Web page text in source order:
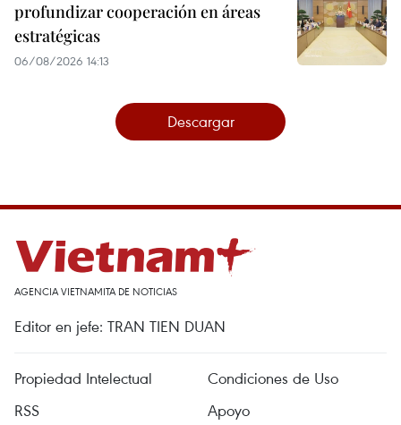
profundizar cooperación en áreas
estratégicas
06/08/2026 14:13
Descargar
AGENCIA VIETNAMITA DE NOTICIAS
Editor en jefe: TRAN TIEN DUAN
Propiedad Intelectual
Condiciones de Uso
RSS
Apoyo